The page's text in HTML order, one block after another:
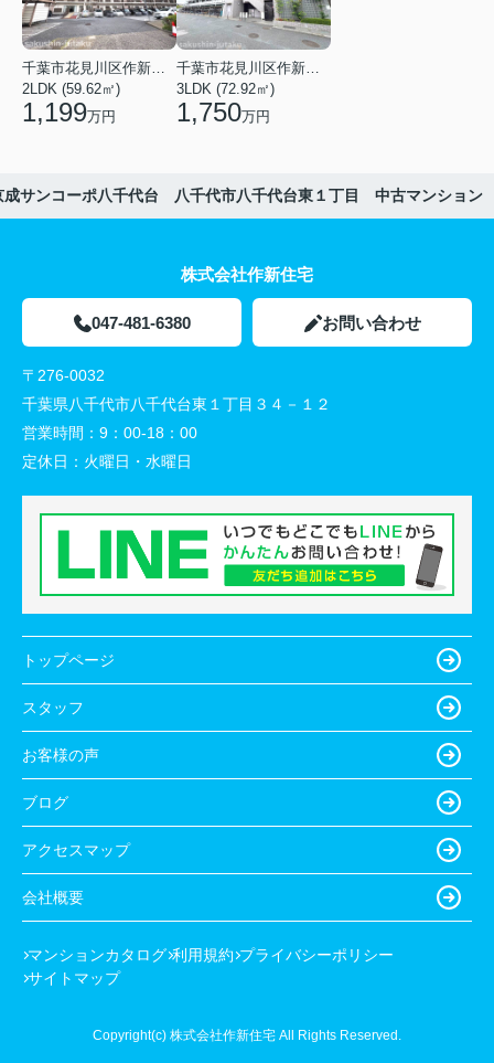
千葉市花見川区作新台６丁目
2LDK (59.62㎡)
1,199万円
千葉市花見川区作新台４丁目
3LDK (72.92㎡)
1,750万円
成サンコーポ八千代台 八千代市八千代台東１丁目 中古マンション
株式会社作新住宅
047-481-6380 お問い合わせ
〒276-0032
千葉県八千代市八千代台東１丁目３４－１２
営業時間： 9：00-18：00
定休日： 火曜日・水曜日
トップページ
スタッフ
お客様の声
ブログ
アクセスマップ
会社概要
マンションカタログ 利用規約 プライバシーポリシー
サイトマップ
Copyright(c) 株式会社作新住宅 All Rights Reserved.